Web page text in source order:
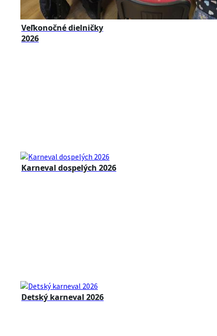
Veľkonočné dielničky
2026
Karneval dospelých 2026
Detský karneval 2026